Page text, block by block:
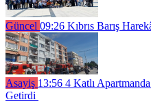
Güncel 09:26 Kıbrıs Barış
Asayiş 13:56 4 Katlı
Getirdi